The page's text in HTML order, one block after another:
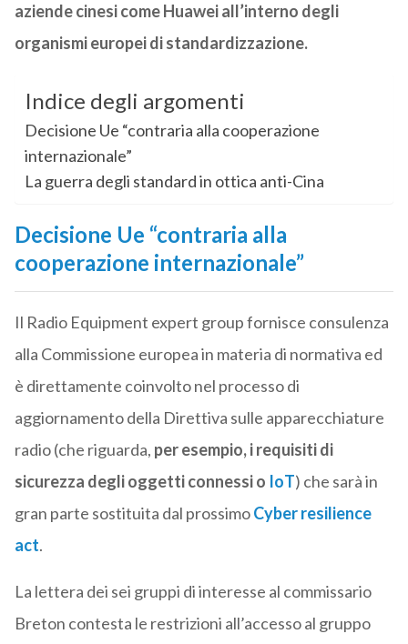
aziende cinesi come Huawei all’interno degli
organismi europei di standardizzazione.
Indice degli argomenti
Decisione Ue “contraria alla cooperazione
internazionale”
La guerra degli standard in ottica anti-Cina
Decisione Ue “contraria alla
cooperazione internazionale”
Il Radio Equipment expert group fornisce consulenza
alla Commissione europea in materia di normativa ed
è direttamente coinvolto nel processo di
aggiornamento della Direttiva sulle apparecchiature
radio (che riguarda, per esempio, i requisiti di
sicurezza degli oggetti connessi o IoT) che sarà in
gran parte sostituita dal prossimoCyber resilience
act.
La lettera dei sei gruppi di interesse al commissario
Breton contesta le restrizioni all’accesso al gruppo